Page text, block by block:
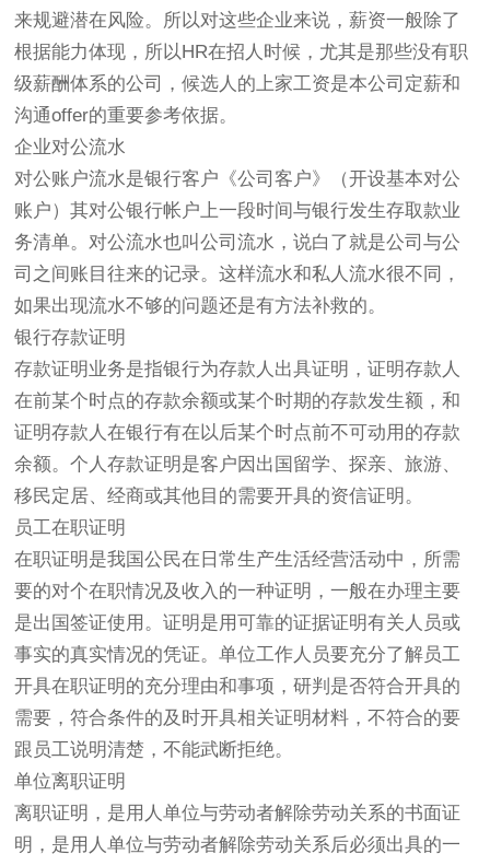
来规避潜在风险。所以对这些企业来说，薪资一般除了
根据能力体现，所以HR在招人时候，尤其是那些没有职
级薪酬体系的公司，候选人的上家工资是本公司定薪和
沟通offer的重要参考依据。
企业对公流水
对公账户流水是银行客户《公司客户》（开设基本对公
账户）其对公银行帐户上一段时间与银行发生存取款业
务清单。对公流水也叫公司流水，说白了就是公司与公
司之间账目往来的记录。这样流水和私人流水很不同，
如果出现流水不够的问题还是有方法补救的。
银行存款证明
存款证明业务是指银行为存款人出具证明，证明存款人
在前某个时点的存款余额或某个时期的存款发生额，和
证明存款人在银行有在以后某个时点前不可动用的存款
余额。个人存款证明是客户因出国留学、探亲、旅游、
移民定居、经商或其他目的需要开具的资信证明。
员工在职证明
在职证明是我国公民在日常生产生活经营活动中，所需
要的对个在职情况及收入的一种证明，一般在办理主要
是出国签证使用。证明是用可靠的证据证明有关人员或
事实的真实情况的凭证。单位工作人员要充分了解员工
开具在职证明的充分理由和事项，研判是否符合开具的
需要，符合条件的及时开具相关证明材料，不符合的要
跟员工说明清楚，不能武断拒绝。
单位离职证明
离职证明，是用人单位与劳动者解除劳动关系的书面证
明，是用人单位与劳动者解除劳动关系后必须出具的一